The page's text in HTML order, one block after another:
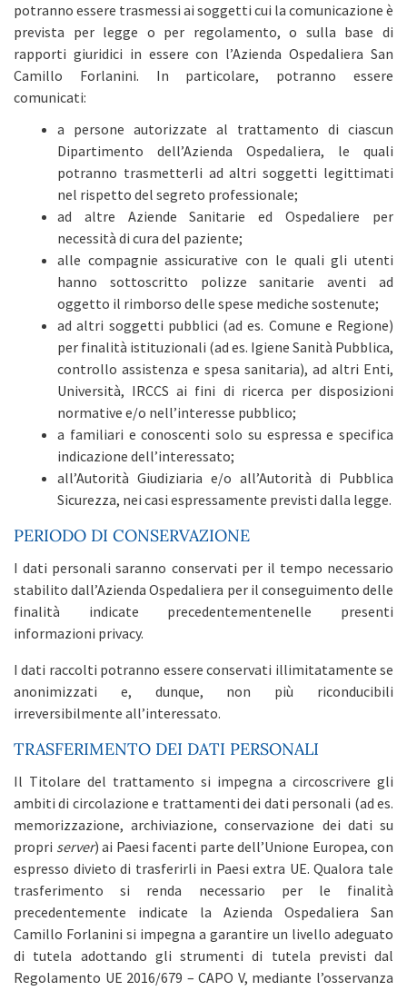
potranno essere trasmessi ai soggetti cui la comunicazione è
prevista per legge o per regolamento, o sulla base di
rapporti giuridici in essere con l’Azienda Ospedaliera San
Camillo Forlanini. In particolare, potranno essere
comunicati:
a persone autorizzate al trattamento di ciascun
Dipartimento dell’Azienda Ospedaliera, le quali
potranno trasmetterli ad altri soggetti legittimati
nel rispetto del segreto professionale;
ad altre Aziende Sanitarie ed Ospedaliere per
necessità di cura del paziente;
alle compagnie assicurative con le quali gli utenti
hanno sottoscritto polizze sanitarie aventi ad
oggetto il rimborso delle spese mediche sostenute;
ad altri soggetti pubblici (ad es. Comune e Regione)
per finalità istituzionali (ad es. Igiene Sanità Pubblica,
controllo assistenza e spesa sanitaria), ad altri Enti,
Università, IRCCS ai fini di ricerca per disposizioni
normative e/o nell’interesse pubblico;
a familiari e conoscenti solo su espressa e specifica
indicazione dell’interessato;
all’Autorità Giudiziaria e/o all’Autorità di Pubblica
Sicurezza, nei casi espressamente previsti dalla legge.
PERIODO DI CONSERVAZIONE
I dati personali saranno conservati per il tempo necessario
stabilito dall’Azienda Ospedaliera per il conseguimento delle
finalità indicate precedentementenelle presenti
informazioni privacy.
I dati raccolti potranno essere conservati illimitatamente se
anonimizzati e, dunque, non più riconducibili
irreversibilmente all’interessato.
TRASFERIMENTO DEI DATI PERSONALI
Il Titolare del trattamento si impegna a circoscrivere gli
ambiti di circolazione e trattamenti dei dati personali (ad es.
memorizzazione, archiviazione, conservazione dei dati su
propri server) ai Paesi facenti parte dell’Unione Europea, con
espresso divieto di trasferirli in Paesi extra UE. Qualora tale
trasferimento si renda necessario per le finalità
precedentemente indicate la Azienda Ospedaliera San
Camillo Forlanini si impegna a garantire un livello adeguato
di tutela adottando gli strumenti di tutela previsti dal
Regolamento UE 2016/679 – CAPO V, mediante l’osservanza